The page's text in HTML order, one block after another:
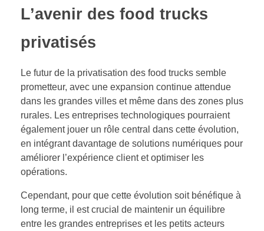
L’avenir des food trucks
privatisés
Le futur de la privatisation des food trucks semble
prometteur, avec une expansion continue attendue
dans les grandes villes et même dans des zones plus
rurales. Les entreprises technologiques pourraient
également jouer un rôle central dans cette évolution,
en intégrant davantage de solutions numériques pour
améliorer l’expérience client et optimiser les
opérations.
Cependant, pour que cette évolution soit bénéfique à
long terme, il est crucial de maintenir un équilibre
entre les grandes entreprises et les petits acteurs